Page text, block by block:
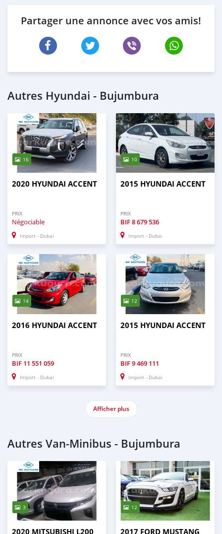
Partager une annonce avec vos amis!
Autres Hyundai - Bujumbura
16
2020 HYUNDAI ACCENT
PRIX
Négociable
Import - Dubai
10
2015 HYUNDAI ACCENT
PRIX
BIF8 679 536
Import - Dubai
14
2016 HYUNDAI ACCENT
PRIX
BIF 11 551 059
Import - Dubai
12
2015 HYUNDAI ACCENT
PRIX
BIF9 469 111
Import - Dubai
Afficher plus
Autres Van‒Minibus - Bujumbura
3
2020 MITSUBISHI L200
12
2017 FORD MUSTANG